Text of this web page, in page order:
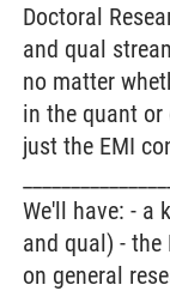
Doctoral
and qual
no matter
in the quant
just the EMI
We'll have: - a
and qual) - the
on general